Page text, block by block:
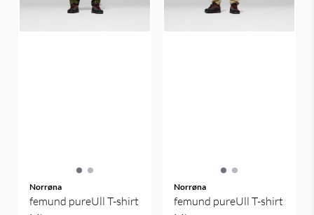
Norrøna
femund pureUll T-shirt
Norrøna
femund pureUll T-shirt